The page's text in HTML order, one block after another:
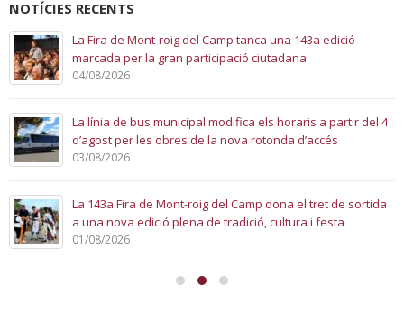
NOTÍCIES RECENTS
La Fira de Mont-roig del Camp tanca una 143a edició
marcada per la gran participació ciutadana
04/08/2026
La línia de bus municipal modifica els horaris a partir del 4
d’agost per les obres de la nova rotonda d’accés
03/08/2026
La 143a Fira de Mont-roig del Camp dona el tret de sortida
a una nova edició plena de tradició, cultura i festa
01/08/2026